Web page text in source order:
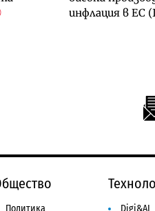
инфлация в ЕС